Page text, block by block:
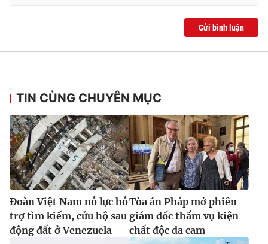
Tổng đài VTV:
024.38 355 931 - 024.38 355 932
Ðiện thoại Thời báo VTV: 024.66 897 897
Email:toasoan@vtv.vn
Liên hệ quảng cáo:024-7300.7108
Gửi bình luận
TIN CÙNG CHUYÊN MỤC
Đoàn Việt Nam nỗ lực hỗ
trợ tìm kiếm, cứu hộ sau
động đất ở Venezuela
Tòa án Pháp mở phiên
giám đốc thẩm vụ kiện
chất độc da cam